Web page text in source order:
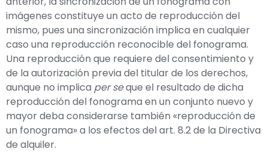
imágenes constituye un acto de reproducción del
mismo, pues una sincronización implica en cualquier
caso una reproducción reconocible del fonograma.
Una reproducción que requiere del consentimiento y
de la autorización previa del titular de los derechos,
aunque no implica per seque el resultado de dicha
reproducción del fonograma en un conjunto nuevo y
mayor deba considerarse también «reproducción de
un fonograma» a los efectos del art. 8.2 de la Directiva
de alquiler.